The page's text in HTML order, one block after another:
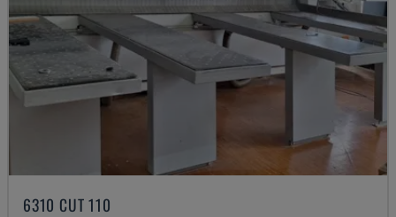
6310 CUT 110